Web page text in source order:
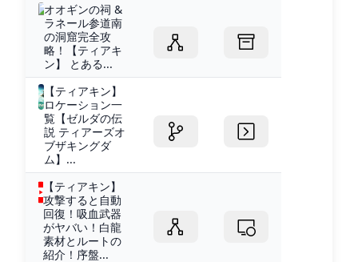
オオギンの祠 &
ラネール参道南
の洞窟完全攻
略！【ティアキ
ン】 とある...
【ティアキン】
ロケーション一
覧【ゼルダの伝
説 ティアーズオ
ブザキングダ
ム】...
【ティアキン】
攻撃すると自動
回復！吸血武器
がヤバい！白龍
素材とルートの
紹介！序盤...